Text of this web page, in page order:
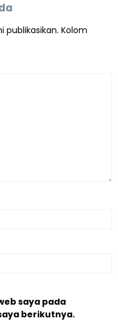
publikasikan. Kolom
saya pada
berikutnya.